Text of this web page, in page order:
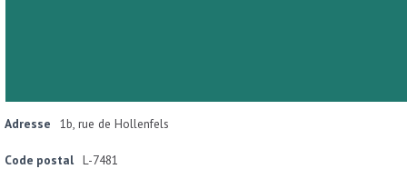
Adresse 1b, rue de Hollenfels
Code postal L-7481